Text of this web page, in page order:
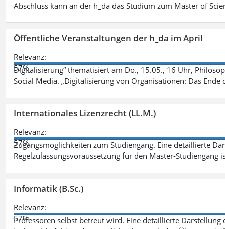
Abschluss kann an der h_da das Studium zum Master of
Öffentliche Veranstaltungen der h_da im April
Relevanz:
57%
Digitalisierung“ thematisiert am Do., 15.05., 16 Uhr,
Social Media. „Digitalisierung von Organisationen: Das Ende
Internationales Lizenzrecht (LL.M.)
Relevanz:
57%
Zugangsmöglichkeiten zum Studiengang. Eine detaillierte
Regelzulassungsvoraussetzung für den Master-
Informatik (B.Sc.)
Relevanz:
57%
Professoren selbst betreut wird. Eine detaillierte